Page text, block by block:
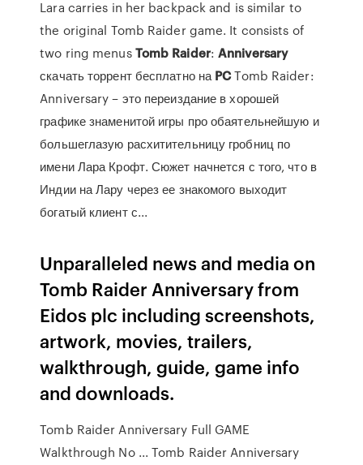
Lara carries in her backpack and is similar to
the original Tomb Raider game. It consists of
two ring menusTomb Raider:Anniversary
скачать торрент бесплатно наPCTomb Raider:
Anniversary – это переиздание в хорошей
графике знаменитой игры про обаятельнейшую и
большеглазую расхитительницу гробниц по
имени Лара Крофт. Сюжет начнется с того, что в
Индии на Лару через ее знакомого выходит
богатый клиент с...
Unparalleled news and media on
Tomb Raider Anniversary from
Eidos plc including screenshots,
artwork, movies, trailers,
walkthrough, guide, game info
and downloads.
Tomb Raider Anniversary Full GAME
Walkthrough No ... Tomb Raider Anniversary